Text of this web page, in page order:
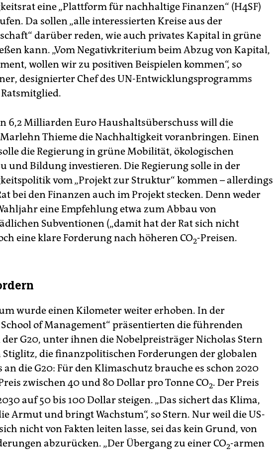
eine „Plattform für nachhaltige Finanzen“ (H4SF)
Da sollen „alle interessierten Kreise aus der
darüber reden, wie auch privates Kapital in grüne
kann. „Vom Negativkriterium beim Abzug von Kapital,
wollen wir zu positiven Beispielen kommen“, so
designierter Chef des UN-Entwicklungsprogramms
6,2 Milliarden Euro Haushaltsüberschuss will die
Thieme die Nachhaltigkeit voranbringen. Einen
die Regierung in grüne Mobilität, ökologischen
und Bildung investieren. Die Regierung solle in der
vom „Projekt zur Struktur“ kommen – allerdings
bei den Finanzen auch im Projekt stecken. Denn weder
eine Empfehlung etwa zum Abbau von
Subventionen („damit hat der Rat sich nicht
eine klare Forderung nach höheren CO2-Preisen.
wurde einen Kilometer weiter erhoben. In der
School of Management“ präsentierten die führenden
G20, unter ihnen die Nobelpreisträger Nicholas Stern
Stiglitz, die finanzpolitischen Forderungen der globalen
die G20: Für den Klimaschutz brauche es schon 2020
zwischen 40 und 80 Dollar pro Tonne CO2. Der Preis
auf 50 bis 100 Dollar steigen. „Das sichert das Klima,
Armut und bringt Wachstum“, so Stern. Nur weil die US-
nicht von Fakten leiten lasse, sei das kein Grund, von
abzurücken. „Der Übergang zu einer CO2-armen